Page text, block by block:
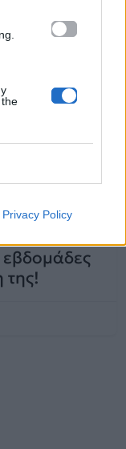
Privacy Policy
της!